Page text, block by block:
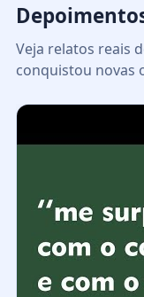
Veja relatos reais
conquistou novas